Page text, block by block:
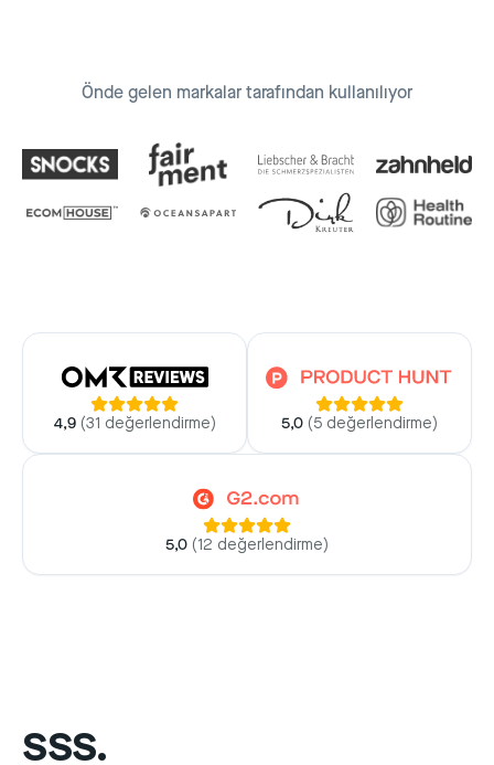
Önde gelen markalar tarafından kullanılıyor
4,9(31 değerlendirme) 5,0 (5 değerlendirme)
5,0 (12 değerlendirme)
SSS.